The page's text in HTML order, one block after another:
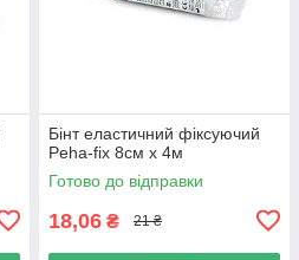
Бінт еластичний фіксуючий
Peha-fix 8см х 4м
Готово до відправки
18,06 ₴ 21 ₴